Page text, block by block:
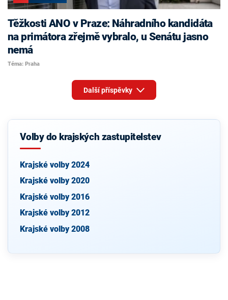
Těžkosti ANO v Praze: Náhradního kandidáta
na primátora zřejmě vybralo, u Senátu jasno
nemá
Téma: Praha
Další příspěvky
Volby do krajských zastupitelstev
Krajské volby 2024
Krajské volby 2020
Krajské volby 2016
Krajské volby 2012
Krajské volby 2008